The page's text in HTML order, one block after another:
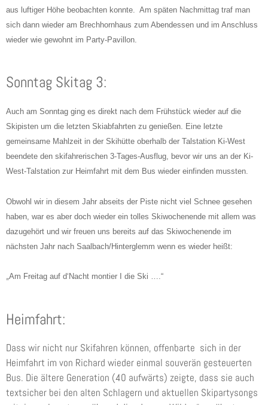
aus luftiger Höhe beobachten konnte. Am späten Nachmittag traf man
sich dann wieder am Brechhornhaus zum Abendessen und im Anschluss
wieder wie gewohnt im Party-Pavillon.
Sonntag Skitag 3:
Auch am Sonntag ging es direkt nach dem Frühstück wieder auf die
Skipisten um die letzten Skiabfahrten zu genießen. Eine letzte
gemeinsame Mahlzeit in der Skihütte oberhalb der Talstation Ki-West
beendete den skifahrerischen 3-Tages-Ausflug, bevor wir uns an der Ki-
West-Talstation zur Heimfahrt mit dem Bus wieder einfinden mussten.
Obwohl wir in diesem Jahr abseits der Piste nicht viel Schnee gesehen
haben, war es aber doch wieder ein tolles Skiwochenende mit allem was
dazugehört und wir freuen uns bereits auf das Skiwochenende im
nächsten Jahr nach Saalbach/Hinterglemm wenn es wieder heißt:
„Am Freitag auf d‘Nacht montier I die Ski ….“
Heimfahrt:
Dass wir nicht nur Skifahren können, offenbarte sich in der
Heimfahrt im von Richard wieder einmal souverän gesteuerten
Bus. Die ältere Generation (40 aufwärts) zeigte, dass sie auch
textsicher bei den alten Schlagern und aktuellen Skipartysongs